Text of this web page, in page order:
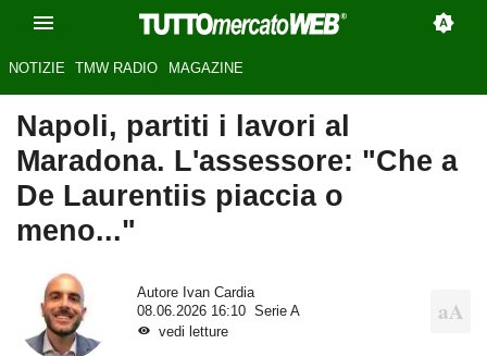
NOTIZIE TMW RADIO MAGAZINE
Napoli, partiti i lavori al
Maradona. L'assessore: "Che a
De Laurentiis piaccia o
meno..."
Autore Ivan Cardia
08.06.2026 16:10
Serie A
vedi letture